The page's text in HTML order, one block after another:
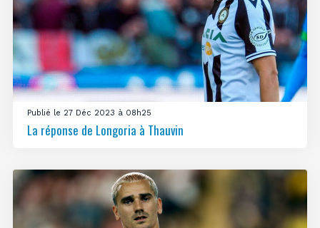
Publié le 27 Déc 2023 à 08h25
La réponse de Longoria à Thauvin